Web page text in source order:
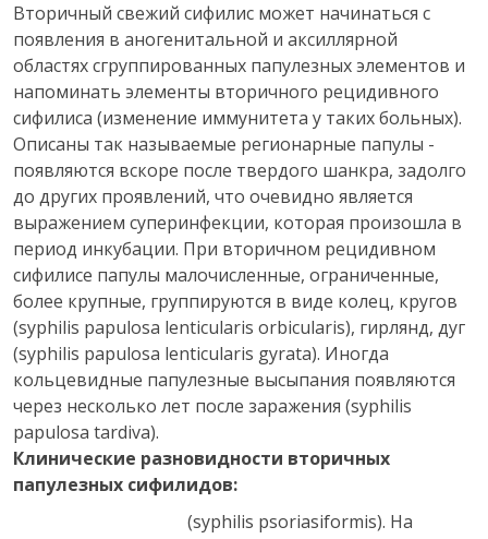
Вторичный свежий сифилис может начинаться с
появления в аногенитальной и аксиллярной
областях сгруппированных папулезных элементов и
напоминать элементы вторичного рецидивного
сифилиса (изменение иммунитета у таких больных).
Описаны так называемые регионарные папулы -
появляются вскоре после твердого шанкра, задолго
до других проявлений, что очевидно является
выражением суперинфекции, которая произошла в
период инкубации. При вторичном рецидивном
сифилисе папулы малочисленные, ограниченные,
более крупные, группируются в виде колец, кругов
(syphilis papulosa lenticularis orbicularis), гирлянд, дуг
(syphilis papulosa lenticularis gyrata). Иногда
кольцевидные папулезные высыпания появляются
через несколько лет после заражения (syphilis
papulosa tardiva).
Клинические разновидности вторичных
папулезных сифилидов:
(syphilis psoriasiformis). На